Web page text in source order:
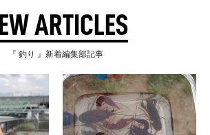
ARTICLES
『 釣り 』新着編集部記事